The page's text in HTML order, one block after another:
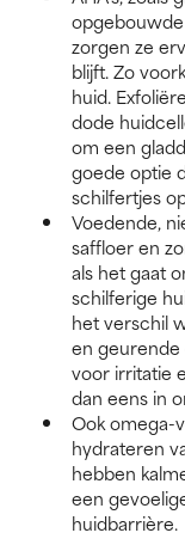
zorgen ze
blijft. Zo
huid.
dode
om een
goede optie
schilfertjes
Voedende,
saffloer en
als het gaat
schilferige
het verschil
en geurende
voor irritatie
dan eens in
Ook omega-
hydrateren
hebben
een
huidbarrière.